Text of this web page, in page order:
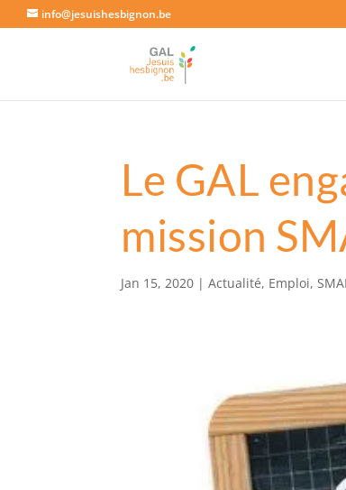
info@jesuishesbignon.be
Le GAL
mission
Jan 15, 2020 |Actualité, Emploi,